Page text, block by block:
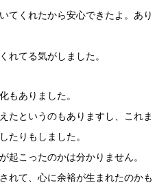
てくれたから安心できたよ。あり
れてる気がしました。
もありました。
たというのもありますし、これま
たりもしました。
起こったのかは分かりません。
れて、心に余裕が生まれたのかも